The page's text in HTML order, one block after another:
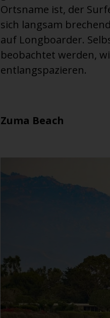
Ortsname ist, der
sich langsam
auf Longboarder.
beobachtet werden,
entlangspazieren.
Zuma Beach